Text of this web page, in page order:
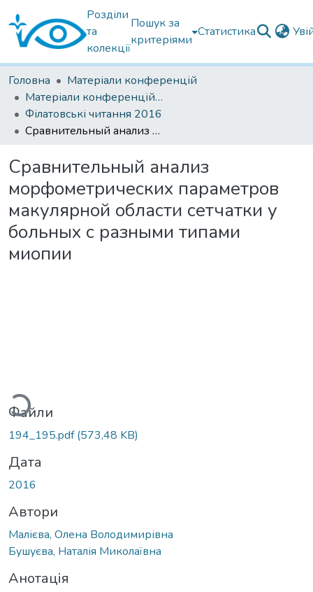
Розділи
та
колекції
Пошук за
критеріями
Статистика
Головна
Матеріали конференцій
Матеріали конференцій Інституту Філатова
Філатовські читання 2016
Сравнительный анализ морфометрических параметров макулярной области сетчатки у больных с разными типами миопии
Сравнительный анализ
морфометрических параметров
макулярной области сетчатки у
больных с разными типами
миопии
Вантажиться...
Файли
194_195.pdf(573,48 KB)
Дата
2016
Автори
Малієва, Олена Володимирівна
Бушуєва, Наталія Миколаївна
Анотація